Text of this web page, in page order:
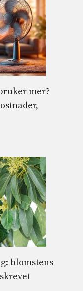
mer?
blomstens